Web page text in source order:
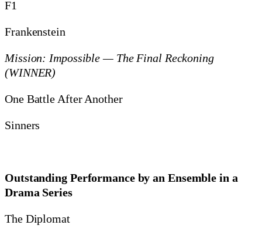
F1
Frankenstein
Mission: Impossible — The Final Reckoning
(WINNER)
One Battle After Another
Sinners
Outstanding Performance by an Ensemble in a
Drama Series
The Diplomat